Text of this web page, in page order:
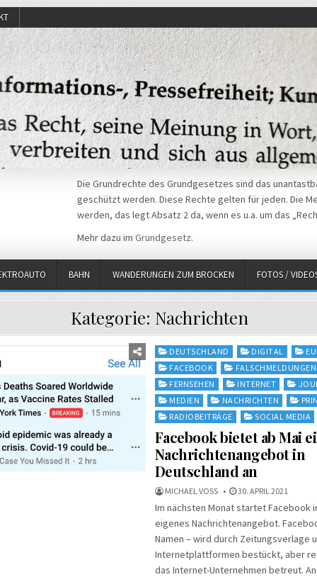
Die Grundrechte des Grundgesetzes sind das
geschützt werden. Diese Rechte gelten für jeden. Die
werden, das legt Absatz 2 da, wenn es u.a. um das
Mehr dazu im Grundgesetz.
BAHN WANDERUNGEN ZUM BROCKEN FOTOS /
Kategorie: Nachrichten
Posted
in
DEUTSCHLAND DIGITAL
FACEBOOK
FALSCHMELDUNGEN
FERNSEHEN
INTERNET
MEDIEN
NACHRICHTEN
RADIOBEITRÄGE
SOCIAL MEDIA
Facebook bietet ab Mai
Nachrichtenangebot in
Deutschland an
MICHAEL VOSS 30. APRIL 2021
Im nächsten Monat startet Facebook
eigenes Nachrichtenangebot.
Namen – wird durch Zeitungsverlage
Internetplattformen bestückt, aber
das Internet-Unternehmen betreut.